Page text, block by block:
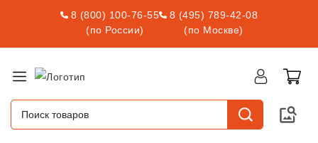
8 (800) 100-76-55
(по России)
8 (495) 789-42-08
(по Москве)